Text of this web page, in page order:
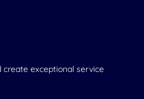
create exceptional service